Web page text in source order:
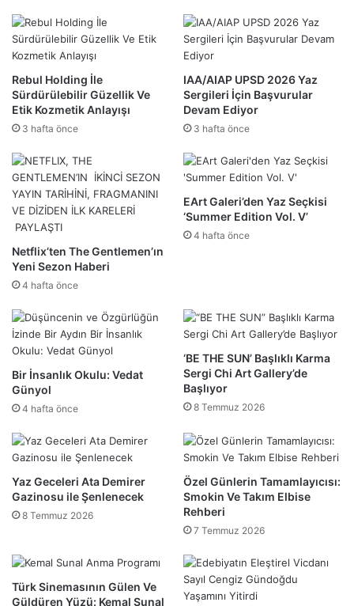
Rebul Holding İle
Sürdürülebilir Güzellik Ve
Etik Kozmetik Anlayışı
3 hafta önce
IAA/AIAP UPSD 2026 Yaz
Sergileri İçin Başvurular
Devam Ediyor
3 hafta önce
Netflix’ten The Gentlemen’ın
Yeni Sezon Haberi
4 hafta önce
EArt Galeri’den Yaz Seçkisi
‘Summer Edition Vol. V’
4 hafta önce
Bir İnsanlık Okulu: Vedat
Günyol
4 hafta önce
‘BE THE SUN’ Başlıklı Karma
Sergi Chi Art Gallery’de
Başlıyor
8 Temmuz 2026
Yaz Geceleri Ata Demirer
Gazinosu ile Şenlenecek
8 Temmuz 2026
Özel Günlerin Tamamlayıcısı:
Smokin Ve Takım Elbise
Rehberi
7 Temmuz 2026
Türk Sinemasının Gülen Ve
Güldüren Yüzü: Kemal Sunal